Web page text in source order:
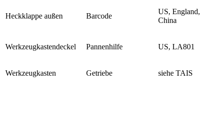
Heckklappe außen Barcode
US, England,
China
Werkzeugkastendeckel Pannenhilfe US, LA801
Werkzeugkasten Getriebe siehe TAIS